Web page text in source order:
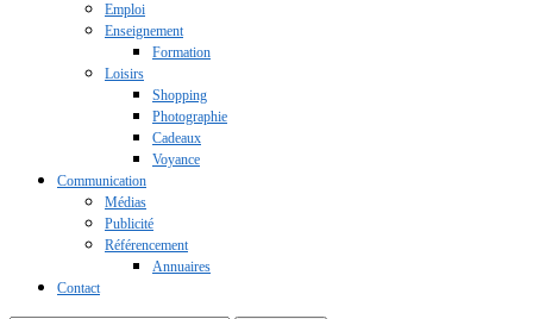
Emploi
Enseignement
Formation
Loisirs
Shopping
Photographie
Cadeaux
Voyance
Communication
Médias
Publicité
Référencement
Annuaires
Contact